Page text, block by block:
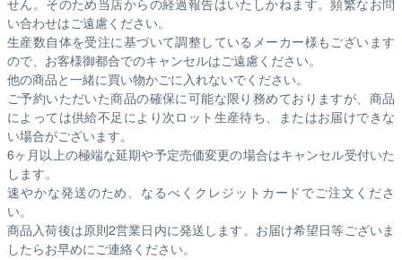
せん。そのため当店からの経過報告はいたしかねます。頻繁なお問
い合わせはご遠慮ください。
生産数自体を受注に基づいて調整しているメーカー様もございます
ので、お客様御都合でのキャンセルはご遠慮ください。
他の商品と一緒に買い物かごに入れないでください。
ご予約いただいた商品の確保に可能な限り務めておりますが、商品
によっては供給不足により次ロット生産待ち、またはお届けできな
い場合がございます。
6ヶ月以上の極端な延期や予定売価変更の場合はキャンセル受付いた
します。
速やかな発送のため、なるべくクレジットカードでご注文くださ
い。
商品入荷後は原則2営業日内に発送します。お届け希望日等ございま
したらお早めにご連絡ください。